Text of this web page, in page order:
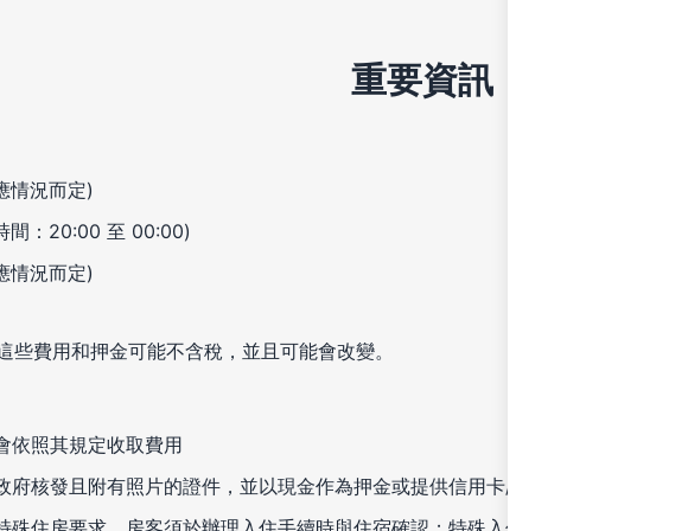
重要資訊
情況而定)
間：20:00 至 00:00)
情況而定)
費用和押金可能不含稅，並且可能會改變。
依照其規定收取費用
核發且附有照片的證件，並以現金作為押金或提供信用卡/金融卡以支付雜費